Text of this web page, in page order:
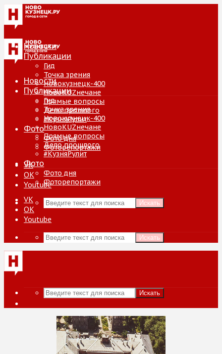
Новости
Публикации
Гид
Точка зрения
Новокузнецк-400
НовоKUZнечане
Прямые вопросы
Дело прошлого
#КузняРулит
Фото
Фото дня
Фоторепортажи
VK
ОК
Youtube
Искать
Новости
Публикации
Гид
Точка зрения
Новокузнецк-400
НовоKUZнечане
Прямые вопросы
Дело прошлого
#КузняРулит
Фото
Фото дня
Фоторепортажи
VK
ОК
Youtube
Искать
Искать